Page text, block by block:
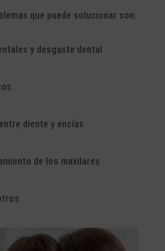
que puede solucionar son:
y desgaste dental
diente y encías
de los maxilares